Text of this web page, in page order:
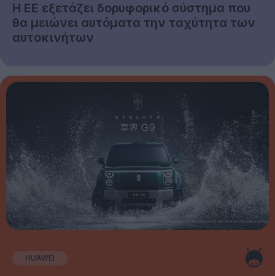
Η ΕΕ εξετάζει δορυφορικό σύστημα που
θα μειώνει αυτόματα την ταχύτητα των
αυτοκινήτων
HUAWEI